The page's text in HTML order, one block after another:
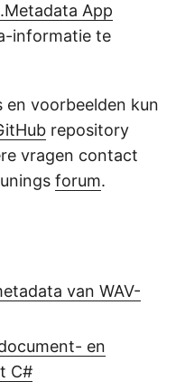
App
informatie te
voorbeelden kun
repository
vragen contact
forum.
van WAV-
en
C#